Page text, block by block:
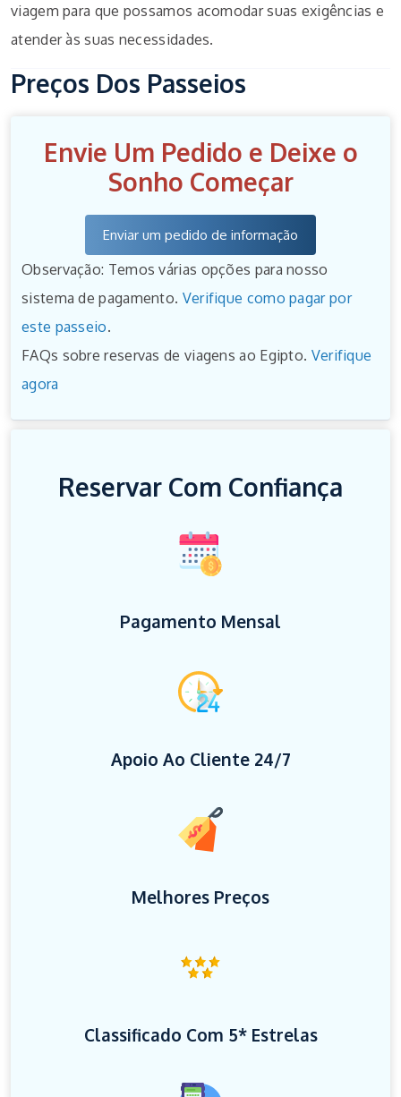
viagem para que possamos acomodar suas exigências e
atender às suas necessidades.
Preços Dos Passeios
Envie Um Pedido e Deixe o
Sonho Começar
Enviar um pedido de informação
Observação: Temos várias opções para nosso
sistema de pagamento. Verifique como pagar por
este passeio.
FAQs sobre reservas de viagens ao Egipto. Verifique
agora
Reservar Com Confiança
Pagamento Mensal
Apoio Ao Cliente 24/7
Melhores Preços
Classificado Com 5* Estrelas